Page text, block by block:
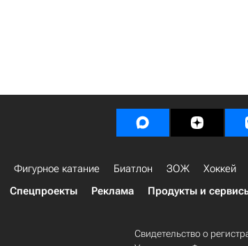
Фигурное катание Биатлон ЗОЖ Хоккей
Спецпроекты
Реклама Продукты и
Свидетельство о